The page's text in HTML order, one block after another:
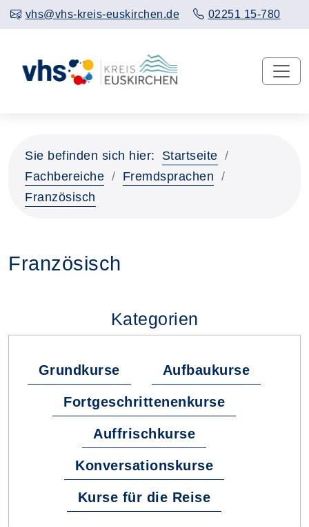
vhs@vhs-kreis-euskirchen.de 02251 15-780
Sie befinden sich hier:
Startseite
Fachbereiche
Fremdsprachen
Französisch
Französisch
Kategorien
Grundkurse Aufbaukurse
Fortgeschrittenenkurse
Auffrischkurse
Konversationskurse
Kurse für die Reise